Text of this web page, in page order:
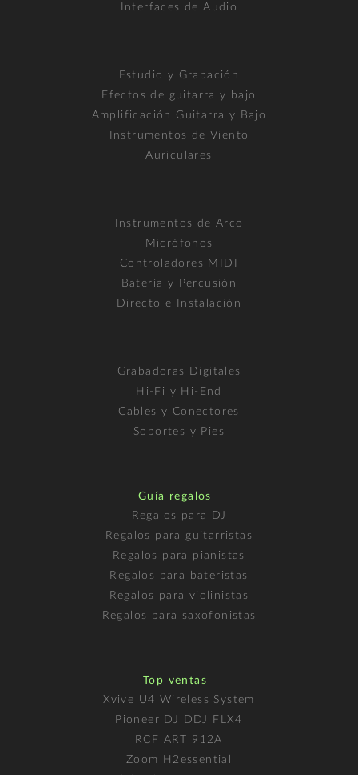
Interfaces de Audio
Estudio y Grabación
Efectos de guitarra y bajo
Amplificación Guitarra y Bajo
Instrumentos de Viento
Auriculares
Instrumentos de Arco
Micrófonos
Controladores MIDI
Batería y Percusión
Directo e Instalación
Grabadoras Digitales
Hi-Fi y Hi-End
Cables y Conectores
Soportes y Pies
Guía regalos
Regalos para DJ
Regalos para guitarristas
Regalos para pianistas
Regalos para bateristas
Regalos para violinistas
Regalos para saxofonistas
Top ventas
Xvive U4 Wireless System
Pioneer DJ DDJ FLX4
RCF ART 912A
Zoom H2essential